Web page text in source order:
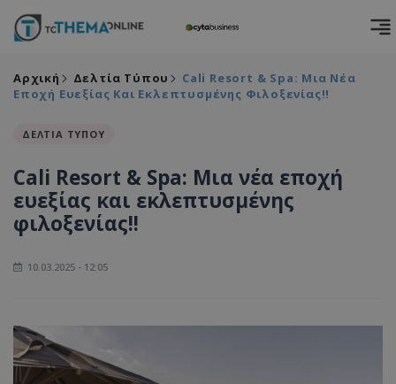
Αρχική Δελτία Τύπου
Cali Resort & Spa: Μια Νέα
Εποχή Ευεξίας Και Εκλεπτυσμένης Φιλοξενίας!!
ΔΕΛΤΙΑ ΤΥΠΟΥ
Cali Resort & Spa: Μια νέα εποχή
ευεξίας και εκλεπτυσμένης
φιλοξενίας!!
10.03.2025 - 12:05